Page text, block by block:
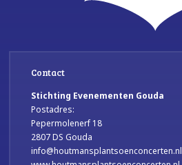
Contact
Stichting Evenementen Gouda
Postadres:
Pepermolenerf 18
2807 DS Gouda
info@houtmansplantsoenconcerten.nl